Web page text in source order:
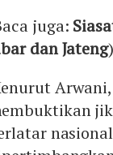
juga:
dan Jateng)